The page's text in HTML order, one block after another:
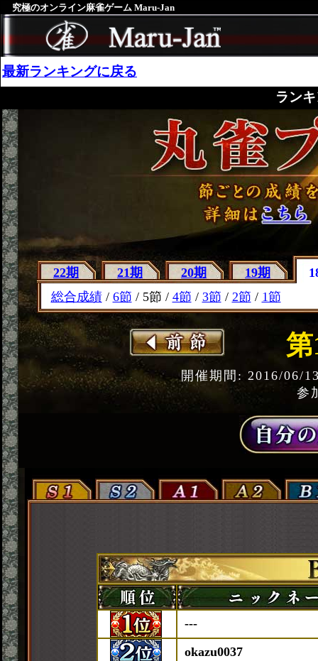
究極のオンライン麻雀ゲーム Maru-Jan
最新ランキングに戻る
ラン
22期 21期 20期 19期
総合成績/ 6節 / 5節 / 4節 / 3節 / 2節 / 1節
第
開催期間: 2016/06/
参
---
okazu0037